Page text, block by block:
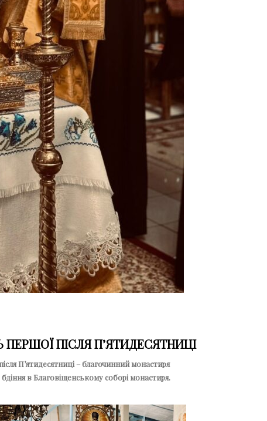
ПЕРШОЇ ПІСЛЯ ПʼЯТИДЕСЯТНИЦІ
Пʼятидесятниці – благочинний монастиря
бдіння в Благовіщенському соборі монастиря.